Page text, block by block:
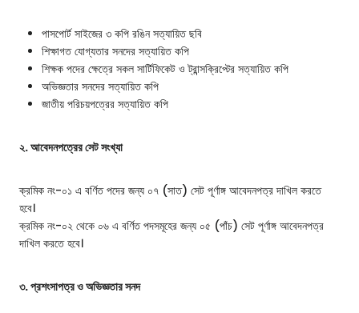
পাসপোর্ট সাইজের ৩ কপি রঙিন সত্যায়িত ছবি
শিক্ষাগত যোগ্যতার সনদের সত্যায়িত কপি
শিক্ষক পদের ক্ষেত্রে সকল সার্টিফিকেট ও ট্রান্সক্রিপ্টের সত্যায়িত কপি
অভিজ্ঞতার সনদের সত্যায়িত কপি
জাতীয় পরিচয়পত্রের সত্যায়িত কপি
২. আবেদনপত্রের সেট সংখ্যা
ক্রমিক নং-০১ এ বর্ণিত পদের জন্য ০৭ (সাত) সেট পূর্ণাঙ্গ আবেদনপত্র দাখিল করতে
হবে।
ক্রমিক নং-০২ থেকে ০৬ এ বর্ণিত পদসমূহের জন্য ০৫ (পাঁচ) সেট পূর্ণাঙ্গ আবেদনপত্র
দাখিল করতে হবে।
৩. প্রশংসাপত্র ও অভিজ্ঞতার সনদ